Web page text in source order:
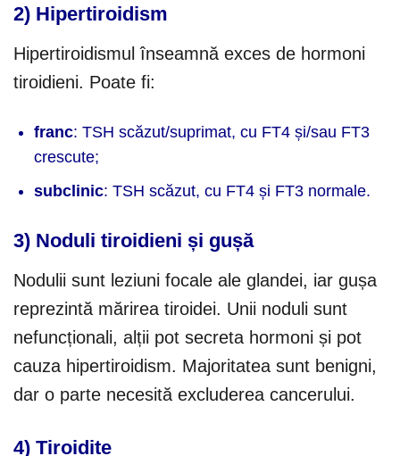
2) Hipertiroidism
Hipertiroidismul înseamnă exces de hormoni
tiroidieni. Poate fi:
franc: TSH scăzut/suprimat, cu FT4 și/sau FT3
crescute;
subclinic: TSH scăzut, cu FT4 și FT3 normale.
3) Noduli tiroidieni și gușă
Nodulii sunt leziuni focale ale glandei, iar gușa
reprezintă mărirea tiroidei. Unii noduli sunt
nefuncționali, alții pot secreta hormoni și pot
cauza hipertiroidism. Majoritatea sunt benigni,
dar o parte necesită excluderea cancerului.
4) Tiroidite